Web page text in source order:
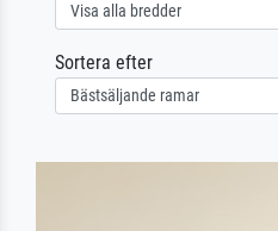
Sortera efter